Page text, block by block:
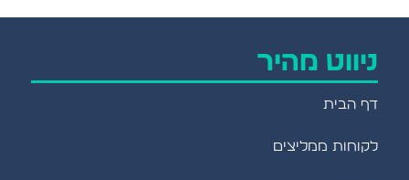
ניווט מהיר
דף הבית
לקוחות ממליצים